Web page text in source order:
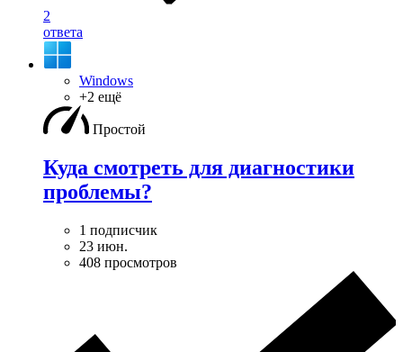
2
ответа
Windows
+2 ещё
Простой
Куда смотреть для диагностики
проблемы?
1 подписчик
23 июн.
408 просмотров